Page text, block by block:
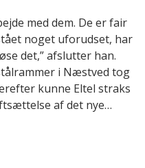
med dem. De er fair
noget uforudset, har
det,” afslutter han.
i Næstved tog
kunne Eltel straks
af det nye